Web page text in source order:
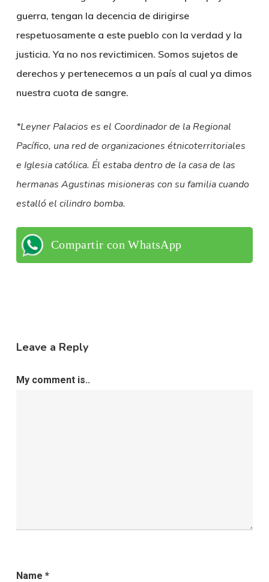
guerra, tengan la decencia de dirigirse
respetuosamente a este pueblo con la verdad y la
justicia. Ya no nos revictimicen. Somos sujetos de
derechos y pertenecemos a un país al cual ya dimos
nuestra cuota de sangre.
*Leyner Palacios es el Coordinador de la Regional
Pacífico, una red de organizaciones étnicoterritoriales
e Iglesia católica. Él estaba dentro de la casa de las
hermanas Agustinas misioneras con su familia cuando
estalló el cilindro bomba.
Compartir con WhatsApp
Leave a Reply
My comment is..
Name *